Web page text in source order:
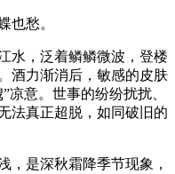
也愁。
水，泛着鳞鳞微波，登楼
酒力渐消后，敏感的皮肤
凉意。世事的纷纷扰扰、
法真正超脱，如同破旧的
，是深秋霜降季节现象，